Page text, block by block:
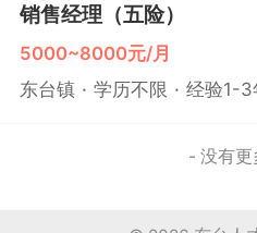
销售经理（五险）
5000~8000元/月
东台镇 学历不限 经验1-3
- 没有更